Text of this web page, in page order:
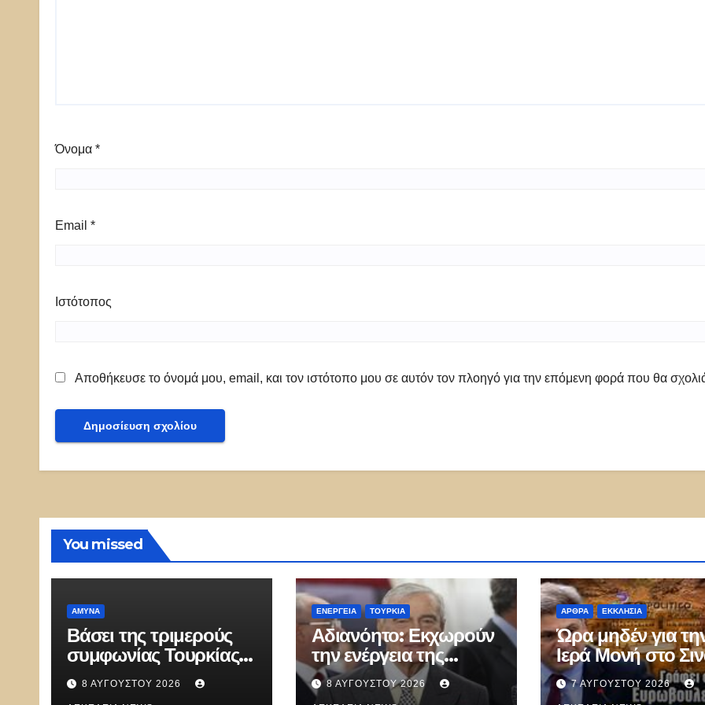
Όνομα *
Email *
Ιστότοπος
Αποθήκευσε το όνομά μου, email, και τον ιστότοπο μου σε αυτόν τον πλοηγό για την επόμενη φορά που θα
You missed
ΑΜΥΝΑ
Βάσει της τριμερούς
συμφωνίας Τουρκίας,
Σ.Αραβίας & Πακιστάν
θα πολεμήσουν Ριάντ
8 ΑΥΓΟΎΣΤΟΥ 2026
ΕΝΈΡΓΕΙΑ ΤΟΥΡΚΊΑ
Αδιανόητο: Εκχωρούν
την ενέργεια της
χώρας στον Τούρκο
επιχειρηματία Ράχμι
8 ΑΥΓΟΎΣΤΟΥ 2026
ΑΡΘΡΑ ΕΚΚΛΗΣΊΑ
Ώρα μηδέν για
Ιερά Μονή στο
7 ΑΥΓΟΎΣΤΟΥ 2026